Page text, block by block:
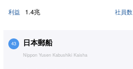
利益 1.4兆 社員数
43 日本郵船
Nippon Yusen Kabushiki Kaisha